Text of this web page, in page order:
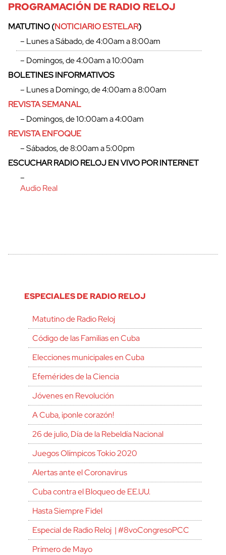
PROGRAMACIÓN DE RADIO RELOJ
MATUTINO (NOTICIARIO ESTELAR)
– Lunes a Sábado, de 4:00am a 8:00am
– Domingos, de 4:00am a 10:00am
BOLETINES INFORMATIVOS
– Lunes a Domingo, de 4:00am a 8:00am
REVISTA SEMANAL
– Domingos, de 10:00am a 4:00am
REVISTA ENFOQUE
– Sábados, de 8:00am a 5:00pm
ESCUCHAR RADIO RELOJ EN VIVO POR INTERNET
–
Audio Real
ESPECIALES DE RADIO RELOJ
Matutino de Radio Reloj
Código de las Familias en Cuba
Elecciones municipales en Cuba
Efemérides de la Ciencia
Jóvenes en Revolución
A Cuba, ¡ponle corazón!
26 de julio, Día de la Rebeldía Nacional
Juegos Olímpicos Tokio 2020
Alertas ante el Coronavirus
Cuba contra el Bloqueo de EE.UU.
Hasta Siempre Fidel
Especial de Radio Reloj | #8voCongresoPCC
Primero de Mayo